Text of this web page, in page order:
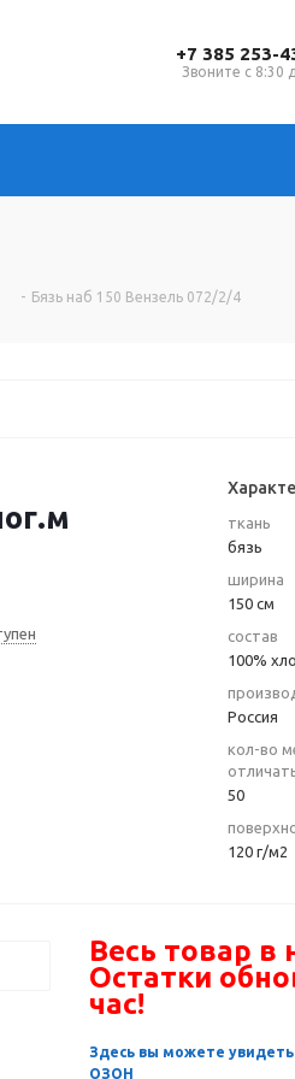
+7 385 253-
Звоните с 8:30
- Бязь наб 150 Вензель 072/2/4
ткань
бязь
ширина
150 см
состав
100%
Россия
кол-во
50
120 г/м2
Весь товар в
Остатки
час!
Здесь вы можете
ОЗОН